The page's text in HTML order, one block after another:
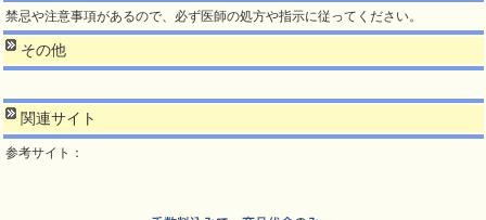
禁忌や注意事項があるので、必ず医師の処方や指示に従ってください。
その他
関連サイト
参考サイト：